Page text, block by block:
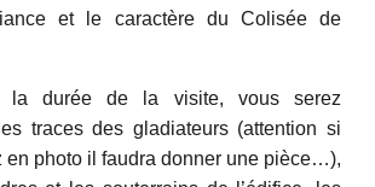
et le caractère du Colisée de
la durée de la visite, vous serez
traces des gladiateurs (attention si
en photo il faudra donner une pièce…),